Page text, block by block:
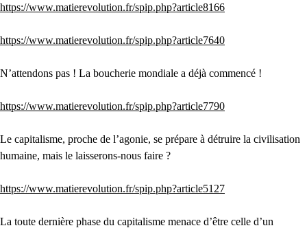
https://www.matierevolution.fr/spip.php?article8166
https://www.matierevolution.fr/spip.php?article7640
N’attendons pas ! La boucherie mondiale a déjà commencé !
https://www.matierevolution.fr/spip.php?article7790
Le capitalisme, proche de l’agonie, se prépare à détruire la civilisation
humaine, mais le laisserons-nous faire ?
https://www.matierevolution.fr/spip.php?article5127
La toute dernière phase du capitalisme menace d’être celle d’un